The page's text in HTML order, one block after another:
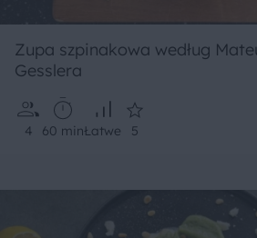
Zupa szpinakowa według
Gesslera
4 60 minŁatwe 5